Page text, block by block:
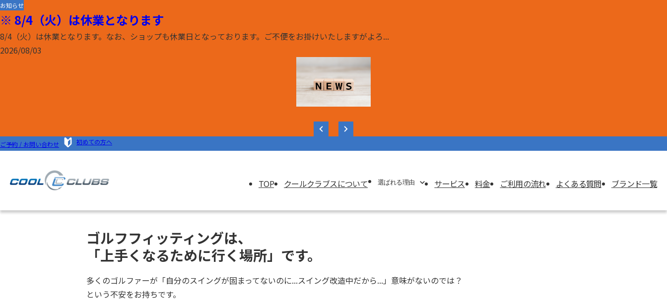
お知らせ
※ 8/4（火）は休業となります
8/4（火）は休業となります。なお、ショップも休業日となっております。ご不便をお掛けいたしますがよろ...
2026/08/03
ご予約 / お問い合わせ 初めての方へ
TOP クールクラブスについて 選ばれる理由
選ばれる理由
サービス 料⾦ ご利用の流れ よくある質問 ブランド一覧
HOME
ゴルフフィッティングは、
「上手くなるために行く場所」です。
多くのゴルファーが「自分のスイングが固まってないのに...スイング改造中だから...」意味がないのでは？
という不安をお持ちです。